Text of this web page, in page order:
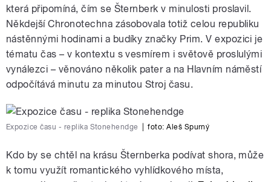
která připomíná, čím se Šternberk v minulosti proslavil.
Někdejší Chronotechna zásobovala totiž celou republiku
nástěnnými hodinami a budíky značky Prim. V expozici je
tématu čas – v kontextu s vesmírem i světově proslulými
vynálezci – věnováno několik pater a na Hlavním náměstí
odpočítává minutu za minutou Stroj času.
Expozice času - replika Stonehendge foto: Aleš Spurný
Kdo by se chtěl na krásu Šternberka podívat shora, může
k tomu využít romantického vyhlídkového místa,